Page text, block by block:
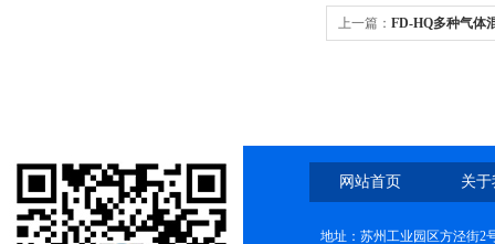
上一篇： FD-HQ多种气体
网站首页 关
地址：苏州工业园区方泾街2